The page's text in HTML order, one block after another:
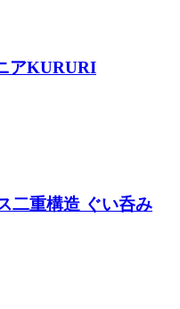
アKURURI
二重構造 ぐい呑み